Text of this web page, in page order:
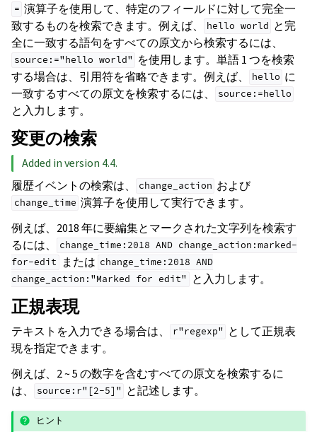
= 演算子を使用して、特定のフィールドに対して完全一
致するものを検索できます。例えば、
hello world と完
全に一致する語句をすべての原文から検索するには、
source:="hello world" を使用します。単語 1 つを検索
する場合は、引用符を省略できます。例えば、
hello に
一致するすべての原文を検索するには、
source:=hello
と入力します。
変更の検索
Added in version 4.4.
履歴イベントの検索は、
change_action および
change_time 演算子を使用して実行できます。
例えば、2018 年に要編集とマークされた文字列を検索す
るには、
change_time:2018 AND change_action:marked-
for-edit
または change_time:2018 AND
change_action:"Marked for edit" と入力します。
正規表現
テキストを入力できる場合は、 r"regexp" として正規表
現を指定できます。
例えば、2 ~ 5 の数字を含むすべての原文を検索するに
は、
source:r"[2-5]" と記述します。
ヒント